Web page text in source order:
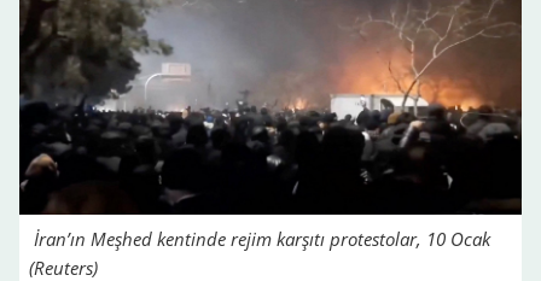
İran’ın Meşhed kentinde rejim karşıtı protestolar, 10 Ocak
(Reuters)